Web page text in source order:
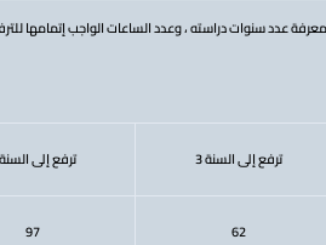
عدد سنوات دراسته ، وعدد الساعات الواجب إتمامها
ترفع إلى السنة 3 ترفع إلى السنة
62
97